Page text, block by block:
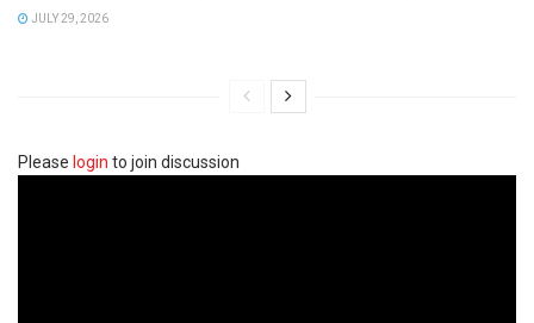
JULY 29, 2026
Please login to join discussion